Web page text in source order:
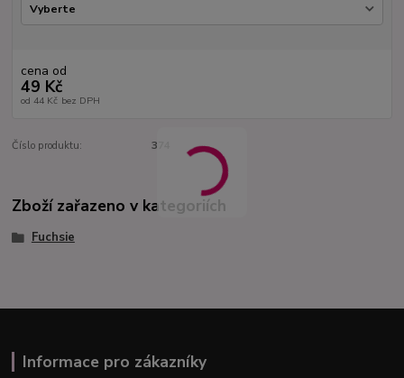
cena od
49 Kč
od 44 Kč bez DPH
Číslo produktu: 374
Zboží zařazeno v kategoriích
Fuchsie
Informace pro zákazníky